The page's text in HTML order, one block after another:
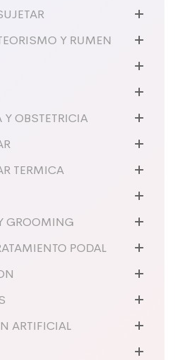
Y RUMEN
OBSTETRICIA
TERMICA
GROOMING
PODAL
ARTIFICIAL